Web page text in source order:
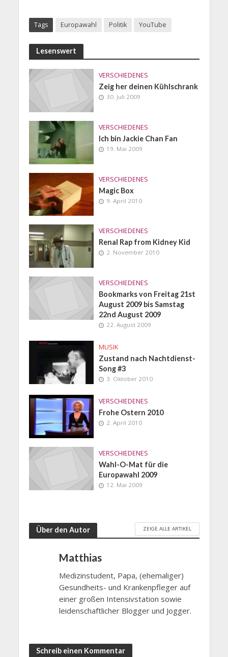
Tags Europawahl Politik YouTube
Lesenswert
VERSCHIEDENES
Zeig her deinen Kühlschrank
30. Juli 2009
VERSCHIEDENES
Ich bin Jackie Chan Fan
19. Mai 2009
VERSCHIEDENES
Magic Box
9. April 2010
VERSCHIEDENES
Renal Rap from Kidney Kid
2. November 2010
VERSCHIEDENES
Bookmarks von Freitag 21st
August 2009 bis Samstag
22nd August 2009
22. August 2009
MUSIK
Zustand nach Nachtdienst-
Song #3
3. Oktober 2010
VERSCHIEDENES
Frohe Ostern 2010
2. April 2010
VERSCHIEDENES
Wahl-O-Mat für die
Europawahl 2009
12. Mai 2009
Über den Autor ZEIGE ALLE ARTIKEL
Matthias
Medizinstudent, Papa, (ehemaliger)
Gesundheits- und Krankenpfleger auf
einer großen Intensivstation sowie
leidenschaftlicher Blogger und Jogger.
Schreib einen Kommentar